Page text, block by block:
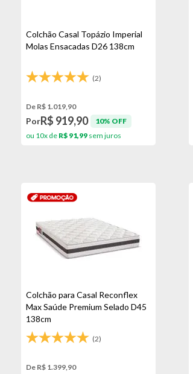
Colchão Casal Topázio Imperial
Molas Ensacadas D26 138cm
(2)
De R$ 1.019,90
PorR$ 919,90
10% OFF
ou 10x de R$ 91,99sem juros
Colchão para Casal Reconflex
Max Saúde Premium Selado D45
138cm
(2)
De R$ 1.399,90